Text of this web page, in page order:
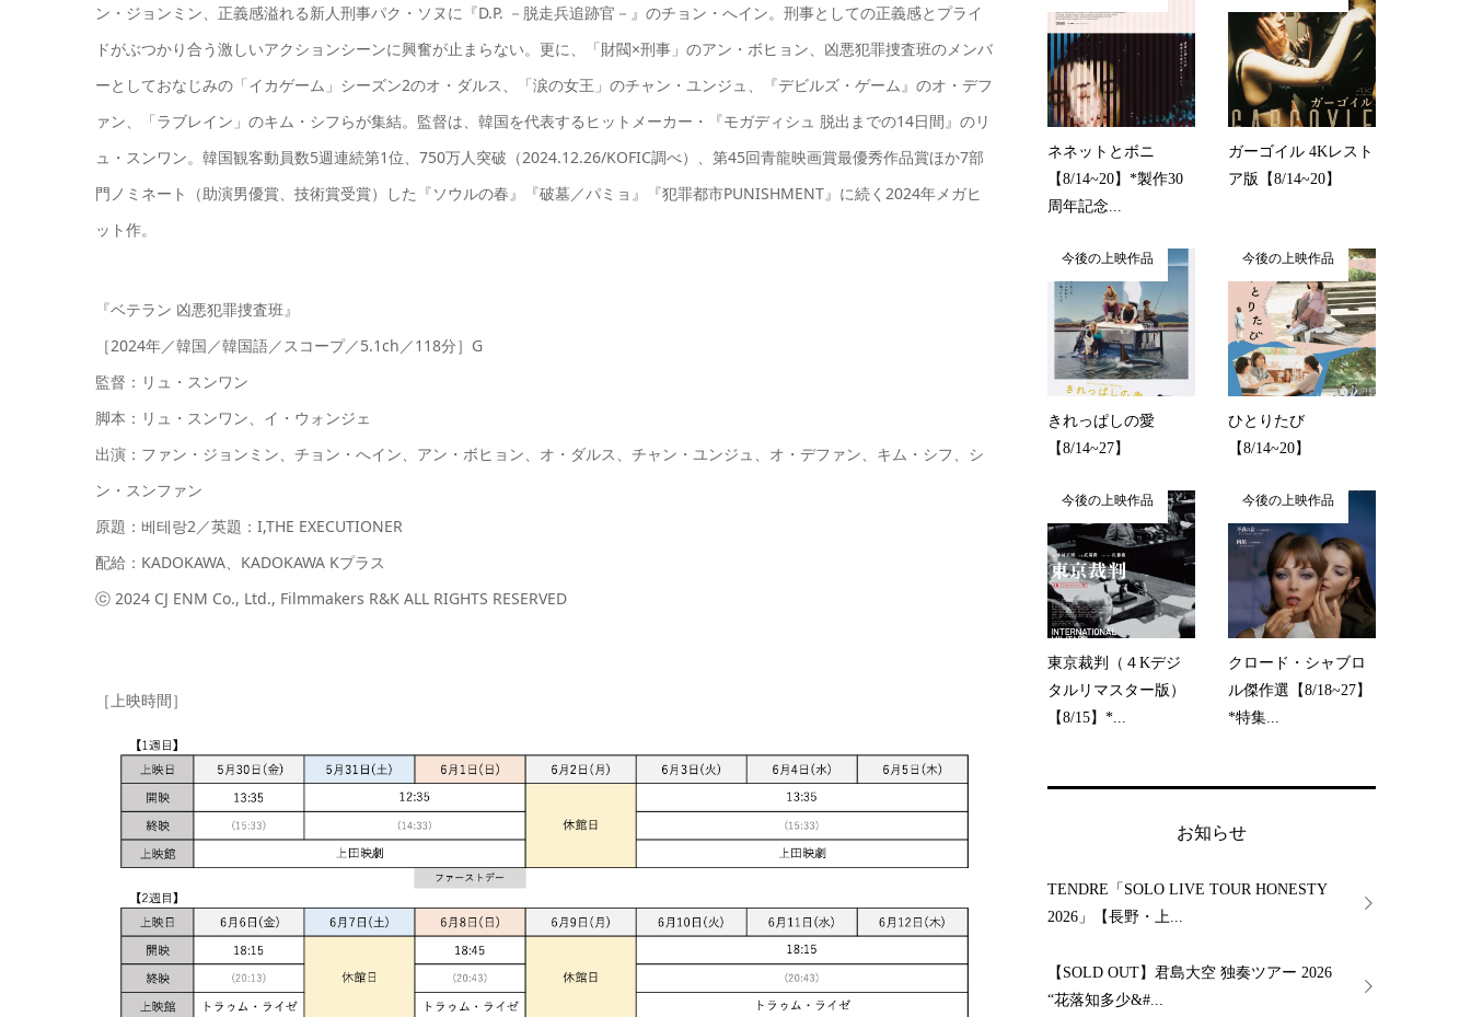
ン・ジョンミン、正義感溢れる新人刑事パク・ソヌに『D.P. －脱走兵追跡官－』のチョン・へイン。刑事としての正義感とプライ
ドがぶつかり合う激しいアクションシーンに興奮が止まらない。更に、「財閥×刑事」のアン・ボヒョン、凶悪犯罪捜査班のメンバ
ーとしておなじみの「イカゲーム」シーズン2のオ・ダルス、「涙の女王」のチャン・ユンジュ、『デビルズ・ゲーム』のオ・デフ
ァン、「ラブレイン」のキム・シフらが集結。監督は、韓国を代表するヒットメーカー・『モガディシュ 脱出までの14日間』のリ
ュ・スンワン。韓国観客動員数5週連続第1位、750万人突破（2024.12.26/KOFIC調べ）、第45回青龍映画賞最優秀作品賞ほか7部
門ノミネート（助演男優賞、技術賞受賞）した『ソウルの春』『破墓／パミョ』『犯罪都市PUNISHMENT』に続く2024年メガヒ
ット作。
『ベテラン 凶悪犯罪捜査班』
［2024年／韓国／韓国語／スコープ／5.1ch／118分］G
監督：リュ・スンワン
脚本：リュ・スンワン、イ・ウォンジェ
出演：ファン・ジョンミン、チョン・へイン、アン・ボヒョン、オ・ダルス、チャン・ユンジュ、オ・デファン、キム・シフ、シ
ン・スンファン
原題：베테랑2／英題：I,THE EXECUTIONER
配給：KADOKAWA、KADOKAWA Kプラス
ⓒ 2024 CJ ENM Co., Ltd., Filmmakers R&K ALL RIGHTS RESERVED
［上映時間］
ネネットとボニ
【8/14~20】*製作30
周年記念...
ガーゴイル 4Kレスト
ア版【8/14~20】
今後の上映作品
きれっぱしの愛
【8/14~27】
今後の上映作品
ひとりたび
【8/14~20】
今後の上映作品
東京裁判（４Kデジ
タルリマスター版）
【8/15】*...
今後の上映作品
クロード・シャブロ
ル傑作選【8/18~27】
*特集...
お知らせ
TENDRE「SOLO LIVE TOUR HONESTY
2026」【長野・上...
【SOLD OUT】君島大空 独奏ツアー 2026
“花落知多少&#...